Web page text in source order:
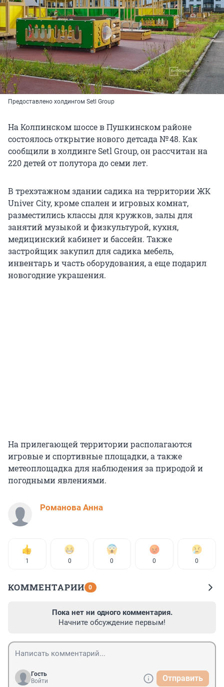
Предоставлено холдингом Setl Group
На Колпинском шоссе в Пушкинском районе
состоялось открытие нового детсада № 48. Как
сообщили в холдинге Setl Group, он рассчитан на
220 детей от полутора до семи лет.
В трехэтажном здании садика на территории ЖК
Univer Сity, кроме спален и игровых комнат,
разместились классы для кружков, залы для
занятий музыкой и физкультурой, кухня,
медицинский кабинет и бассейн. Также
застройщик закупил для садика мебель,
инвентарь и часть оборудования, а еще подарил
новогодние украшения.
На прилегающей территории располагаются
игровые и спортивные площадки, а также
метеоплощадка для наблюдения за природой и
погодными явлениями.
Романова Анна
1 0 0 0 0
КОММЕНТАРИИ 0
Пока нет ни одного комментария.
Начните обсуждение первым!
Гость
Войти
Отправить